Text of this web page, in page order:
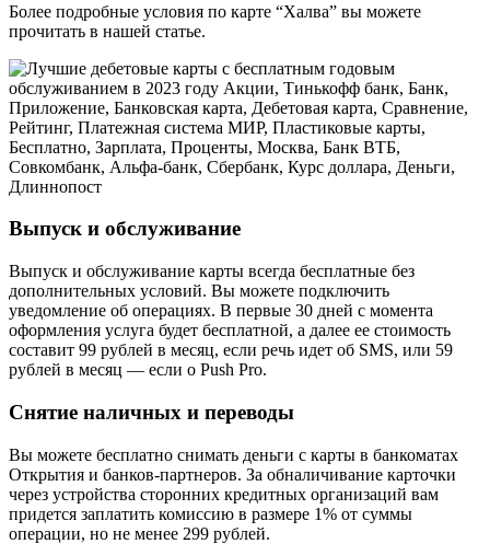
Более подробные условия по карте “Халва” вы можете
прочитать в нашей статье.
Выпуск и обслуживание
Выпуск и обслуживание карты всегда бесплатные без
дополнительных условий. Вы можете подключить
уведомление об операциях. В первые 30 дней с момента
оформления услуга будет бесплатной, а далее ее стоимость
составит 99 рублей в месяц, если речь идет об SMS, или 59
рублей в месяц — если о Push Pro.
Снятие наличных и переводы
Вы можете бесплатно снимать деньги с карты в банкоматах
Открытия и банков-партнеров. За обналичивание карточки
через устройства сторонних кредитных организаций вам
придется заплатить комиссию в размере 1% от суммы
операции, но не менее 299 рублей.